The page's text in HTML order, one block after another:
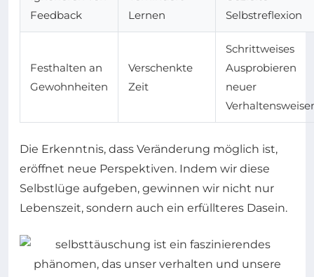
Feedback
Lernen
Selbstreflexion
Festhalten an
Gewohnheiten
Verschenkte
Zeit
Schrittweises
Ausprobieren
neuer
Die Erkenntnis, dass Veränderung möglich ist,
eröffnet neue Perspektiven. Indem wir diese
Selbstlüge aufgeben, gewinnen wir nicht nur
Lebenszeit, sondern auch ein erfüllteres Dasein.